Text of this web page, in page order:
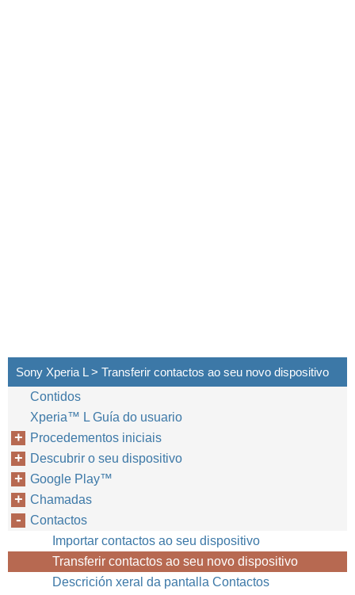
Sony Xperia L > Transferir contactos ao seu novo dispositivo
Contidos
Xperia™‎ L Guía do usuario
Procedementos iniciais
Descubrir o seu dispositivo
Google Play™‎
Chamadas
Contactos
Importar contactos ao seu dispositivo
Transferir contactos ao seu novo dispositivo
Descrición xeral da pantalla Contactos